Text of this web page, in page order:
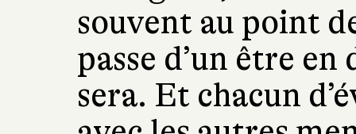
souvent au point
passe d’un être en
sera. Et chacun